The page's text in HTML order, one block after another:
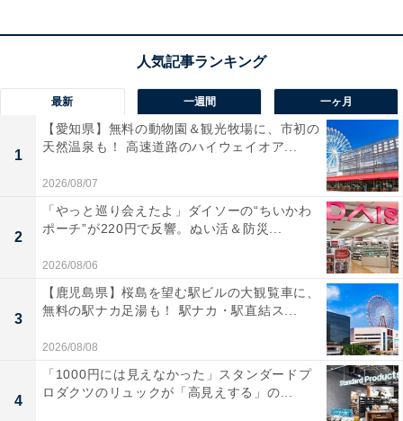
最新 一週間 一ヶ月
1
【愛知県】無料の動物園＆観光牧場に、市初の
天然温泉も！ 高速道路のハイウェイオア...
2026/08/07
2
「やっと巡り会えたよ」ダイソーの“ちいかわ
ポーチ”が220円で反響。ぬい活＆防災...
2026/08/06
3
【鹿児島県】桜島を望む駅ビルの大観覧車に、
無料の駅ナカ足湯も！ 駅ナカ・駅直結ス...
2026/08/08
4
「1000円には見えなかった」スタンダードプ
ロダクツのリュックが「高見えする」の...